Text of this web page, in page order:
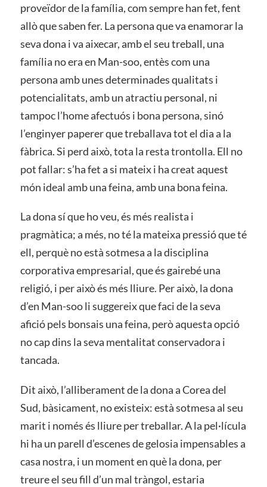
proveïdor de la família, com sempre han fet, fent
allò que saben fer. La persona que va enamorar la
seva dona i va aixecar, amb el seu treball, una
família no era en Man-soo, entès com una
persona amb unes determinades qualitats i
potencialitats, amb un atractiu personal, ni
tampoc l’home afectuós i bona persona, sinó
l’enginyer paperer que treballava tot el dia a la
fàbrica. Si perd això, tota la resta trontolla. Ell no
pot fallar: s’ha fet a si mateix i ha creat aquest
món ideal amb una feina, amb una bona feina.
La dona sí que ho veu, és més realista i
pragmàtica; a més, no té la mateixa pressió que té
ell, perquè no està sotmesa a la disciplina
corporativa empresarial, que és gairebé una
religió, i per això és més lliure. Per això, la dona
d’en Man-soo li suggereix que faci de la seva
afició pels bonsais una feina, però aquesta opció
no cap dins la seva mentalitat conservadora i
tancada.
Dit això, l’alliberament de la dona a Corea del
Sud, bàsicament, no existeix: està sotmesa al seu
marit i només és lliure per treballar. A la pel·lícula
hi ha un parell d’escenes de gelosia impensables a
casa nostra, i un moment en què la dona, per
treure el seu fill d’un mal tràngol, estaria